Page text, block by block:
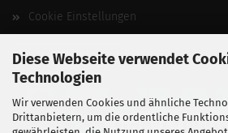
Diese Webseite verwendet
Technologien
Wir verwenden Cookies und ähnliche
Drittanbietern, um die ordentliche
Cookie Einstellungen
Vertrag widerrufen